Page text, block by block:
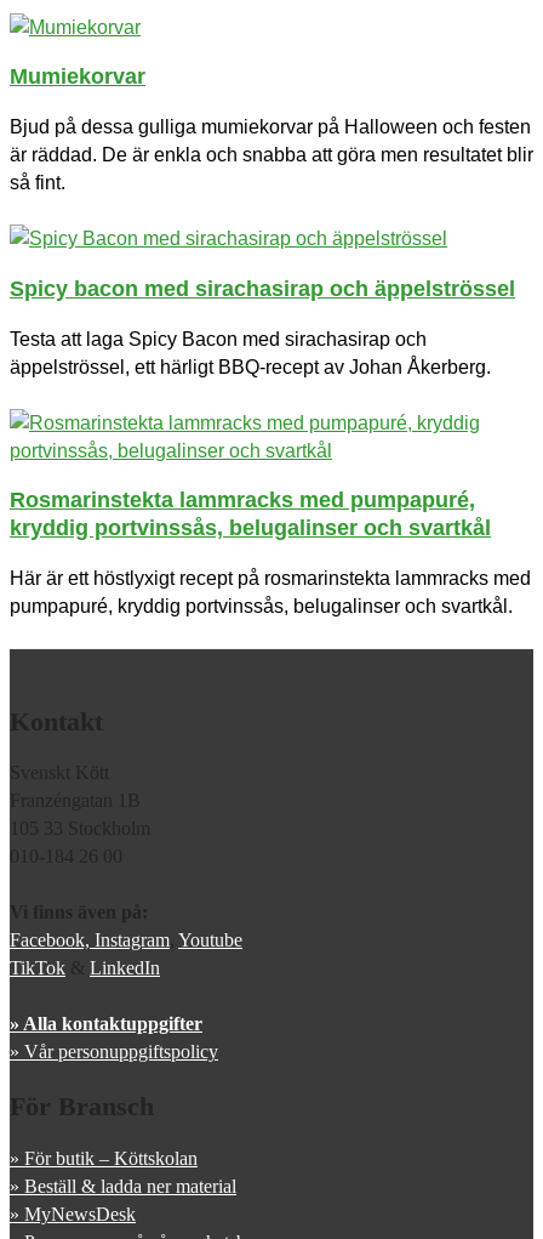
Mumiekorvar
Bjud på dessa gulliga mumiekorvar på Halloween och festen
är räddad. De är enkla och snabba att göra men resultatet blir
så fint.
Spicy bacon med sirachasirap och äppelströssel
Testa att laga Spicy Bacon med sirachasirap och
äppelströssel, ett härligt BBQ-recept av Johan Åkerberg.
Rosmarinstekta lammracks med pumpapuré,
kryddig portvinssås, belugalinser och svartkål
Här är ett höstlyxigt recept på rosmarinstekta lammracks med
pumpapuré, kryddig portvinssås, belugalinser och svartkål.
Kontakt
Svenskt Kött
Franzéngatan 1B
105 33 Stockholm
010-184 26 00
Vi finns även på:
Facebook, Instagram Youtube
TikTok & LinkedIn
» Alla kontaktuppgifter
» Vår personuppgiftspolicy
För Bransch
» För butik – Köttskolan
» Beställ & ladda ner material
» MyNewsDesk